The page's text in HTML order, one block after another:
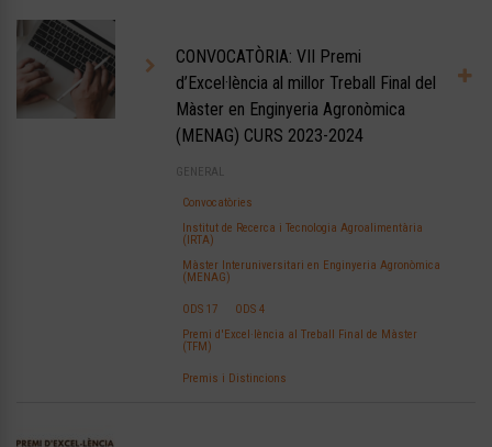
CONVOCATÒRIA: VII Premi
d’Excel·lència al millor Treball Final del
Màster en Enginyeria Agronòmica
(MENAG) CURS 2023-2024
GENERAL
Convocatòries
Institut de Recerca i Tecnologia Agroalimentària
(IRTA)
Màster Interuniversitari en Enginyeria Agronòmica
(MENAG)
ODS 17
ODS 4
Premi d'Excel·lència al Treball Final de Màster
(TFM)
Premis i Distincions